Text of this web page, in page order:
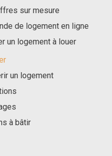
sur mesure
de logement en ligne
un logement à louer
un logement
à bâtir